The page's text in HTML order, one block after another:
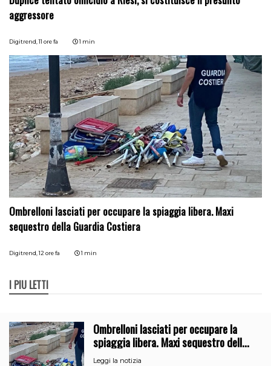
aggressore
Digitrend,11 ore fa 1 min
Ombrelloni lasciati per occupare la spiaggia libera. Maxi
sequestro della Guardia Costiera
Digitrend,12 ore fa 1 min
I PIÙ LETTI
Ombrelloni lasciati per occupare la
spiaggia libera. Maxi sequestro della
Guardia Costiera
Leggi la notizia